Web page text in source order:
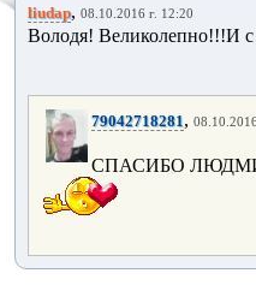
liudap, 08.10.2016 г. 12:20
Володя! Великолепно!!!И с
79042718281,
СПАСИБО